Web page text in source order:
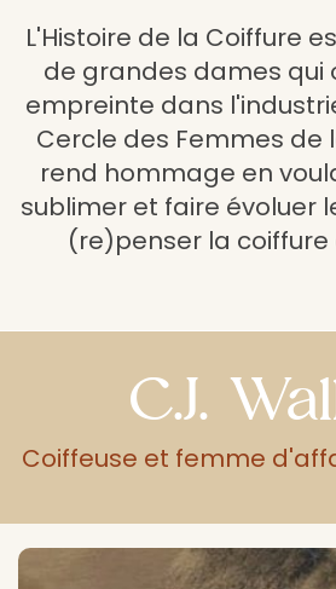
L'Histoire de la Coiffure
de grandes dames qui
empreinte dans
Cercle des Femmes de
rend hommage en
sublimer et faire évoluer
(re)penser la
C.J.
Coiffeuse et femme